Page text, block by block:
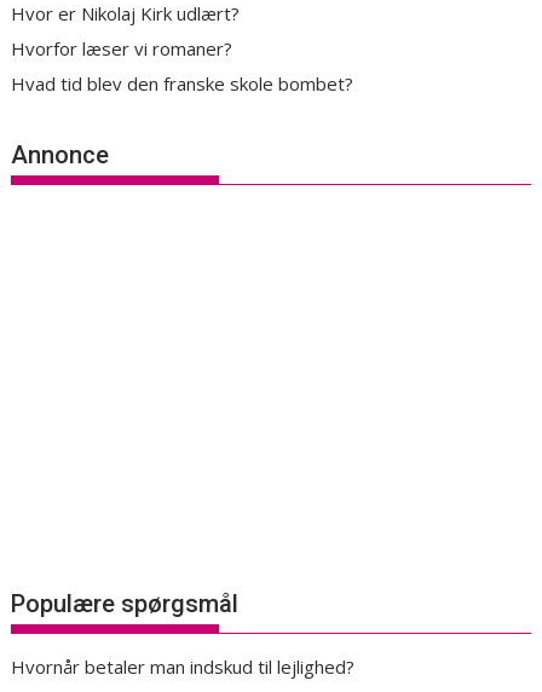
Hvor er Nikolaj Kirk udlært?
Hvorfor læser vi romaner?
Hvad tid blev den franske skole bombet?
Annonce
Populære spørgsmål
Hvornår betaler man indskud til lejlighed?